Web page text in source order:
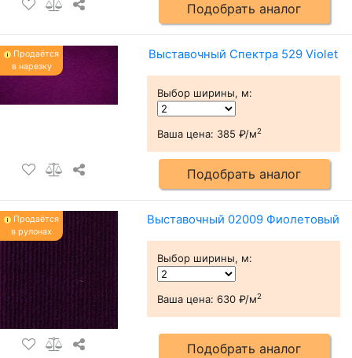
Подобрать аналог
Продаётся
в нарезку
Выставочный Спектра 529 Violet
Выбор ширины, м:
Ваша цена: 385 ₽/м2
Подобрать аналог
Продаётся
в рулонах
Выставочный 02009 Фиолетовый
Выбор ширины, м:
Ваша цена: 630 ₽/м2
Подобрать аналог